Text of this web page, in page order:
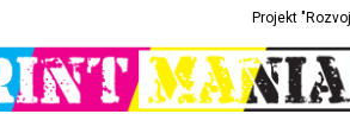
Projekt